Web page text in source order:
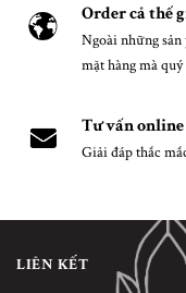
Order cả thế
Ngoài những
mặt hàng mà
Tư vấn online
Giải đáp thắc
LIÊN KẾT